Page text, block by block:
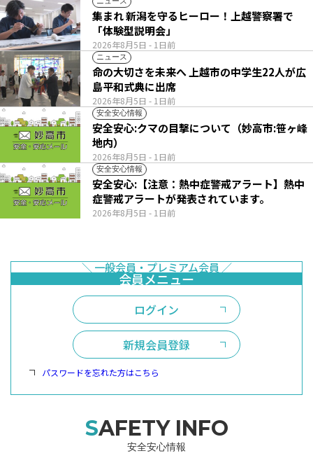
2026年8月5日 - 1日前
集まれ 新潟を守るヒーロー！上越警察署で
「体験型説明会」
ニュース
2026年8月5日 - 1日前
命の大切さを未来へ 上越市の中学生22人が広
島平和式典に出席
安全安心情報
2026年8月5日 - 1日前
安全安心:クマの目撃について（妙高市:笹ヶ峰
地内）
安全安心情報
2026年8月5日 - 1日前
安全安心:【注意：熱中症警戒アラート】熱中
症警戒アラートが発表されています。
ログイン
新規会員登録
パスワードを忘れた方はこちら
SAFETY INFO
安全安心情報